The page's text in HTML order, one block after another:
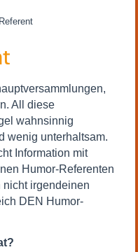
All diese
wahnsinnig
wenig unterhaltsam.
Information mit
Humor-Referenten
irgendeinen
DEN Humor-